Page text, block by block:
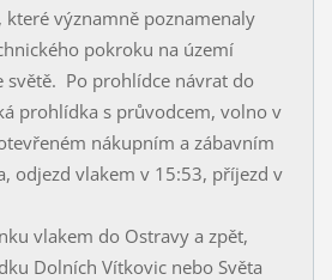
které významně poznamenaly
pokroku na území
světě. Po prohlídce návrat do
prohlídka s průvodcem, volno v
nákupním a zábavním
odjezd vlakem v 15:53, příjezd v
vlakem do Ostravy a zpět,
Dolních Vítkovic nebo Světa